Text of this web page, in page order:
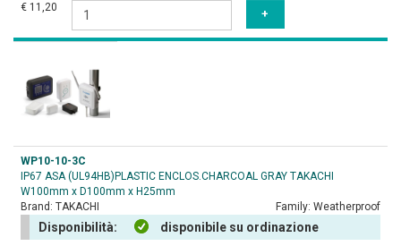
€ 11,20
WP10-10-3C
IP67 ASA (UL94HB)PLASTIC ENCLOS.CHARCOAL GRAY TAKACHI
W100mm x D100mm x H25mm
Brand: TAKACHI Family: Weatherproof
Disponibilità: disponibile su ordinazione